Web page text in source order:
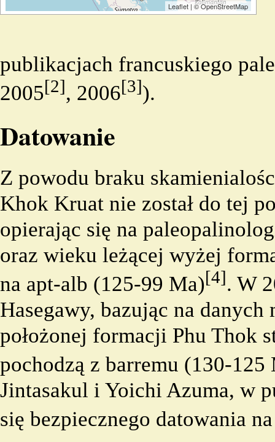
Leaflet | ©OpenStreetMap
publikacjach francuskiego
2005[2], 2006[3]).
Datowanie
Z powodu braku
Khok Kruat nie został do tej
opierając się na
oraz wieku leżącej wyżej
na apt-alb (125-99 Ma)[4]. W
Hasegawy, bazując na danych
położonej formacji Phu Thok
pochodzą z barremu (130-125
Jintasakul i Yoichi Azuma, w
się bezpiecznego datowania